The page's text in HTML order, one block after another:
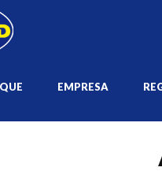
EMPRESA